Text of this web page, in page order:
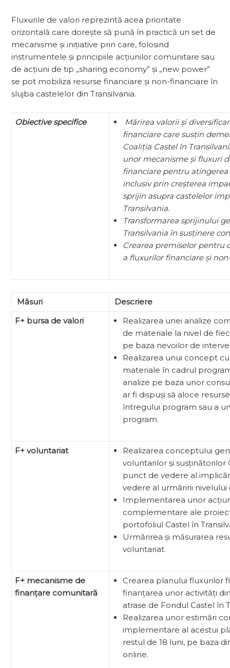
Fluxurile de valori reprezintă acea prioritate
orizontală care dorește să pună în prac­tică un set de
mecanisme și inițiative prin care, folosind
instrumentele și principiile acțiunilor comunitare sau
de acțiuni de tip „sharing economy” și „new power”
se pot mobiliza resurse financiare și non-financiare în
slujba castelelor din Transilvania.
Obiective specifice
Mărirea valorii și
financiare care susțin
Coaliția Castel în
unor mecanisme și fluxuri
financiare pentru
inclusiv prin creșterea
sprijin asupra castelelor
Transilvania.
Transformarea sprijinului
Transilvania în susținere
Crearea premiselor pentru
a fluxurilor financiare și
Măsuri
Descriere
F+ bursa de valori
Realizarea unei analize
de materiale la nivel de
pe baza nevoilor de
Realizarea unui concept
materiale în cadrul
analize pe baza unor
ar fi dispuși să aloce
întregului program sau a
program.
F+ voluntariat
Realizarea conceptului
voluntarilor și susținătorilor
punct de vedere al
vedere al urmăririi
Implementarea unor
complementare ale
portofoliul Castel în
Urmărirea și măsurarea
voluntariat.
F+ mecanisme de
finanțare comunitară
Crearea planului fluxurilor
finanțarea unor activități
atrase de Fondul Castel în
Realizarea unor estimări
implementare al acestui
restul de 18 luni, pe baza
online.